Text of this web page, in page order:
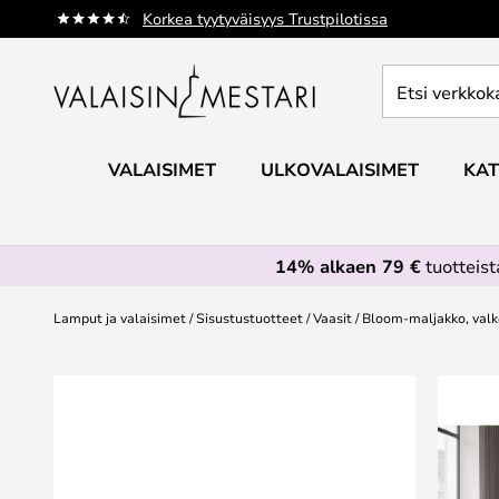
Korkea tyytyväisyys Trustpilotissa
Skip
to
verkkokaupan
VALAISIMET ULKOVALAISIMET
14% alkaen 79 €
Lamput ja valaisimet Sisustustuotteet Vaasit Bloom-maljakko,